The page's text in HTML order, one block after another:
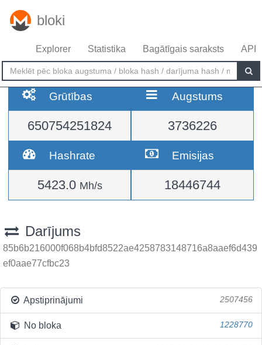
bloki
Explorer Statistika Bagātīgais saraksts API
Grūtības
650754251824
Augstums
3736226
Hashrate
5423.0 Mh/s
Emisijas
18446744
Darījums
85b6b216000f068b4bfd8522ae4258783148716a8aaef6d439
ef0aae77cfbc23
Apstiprinājumi 2507456
No bloka 1228770